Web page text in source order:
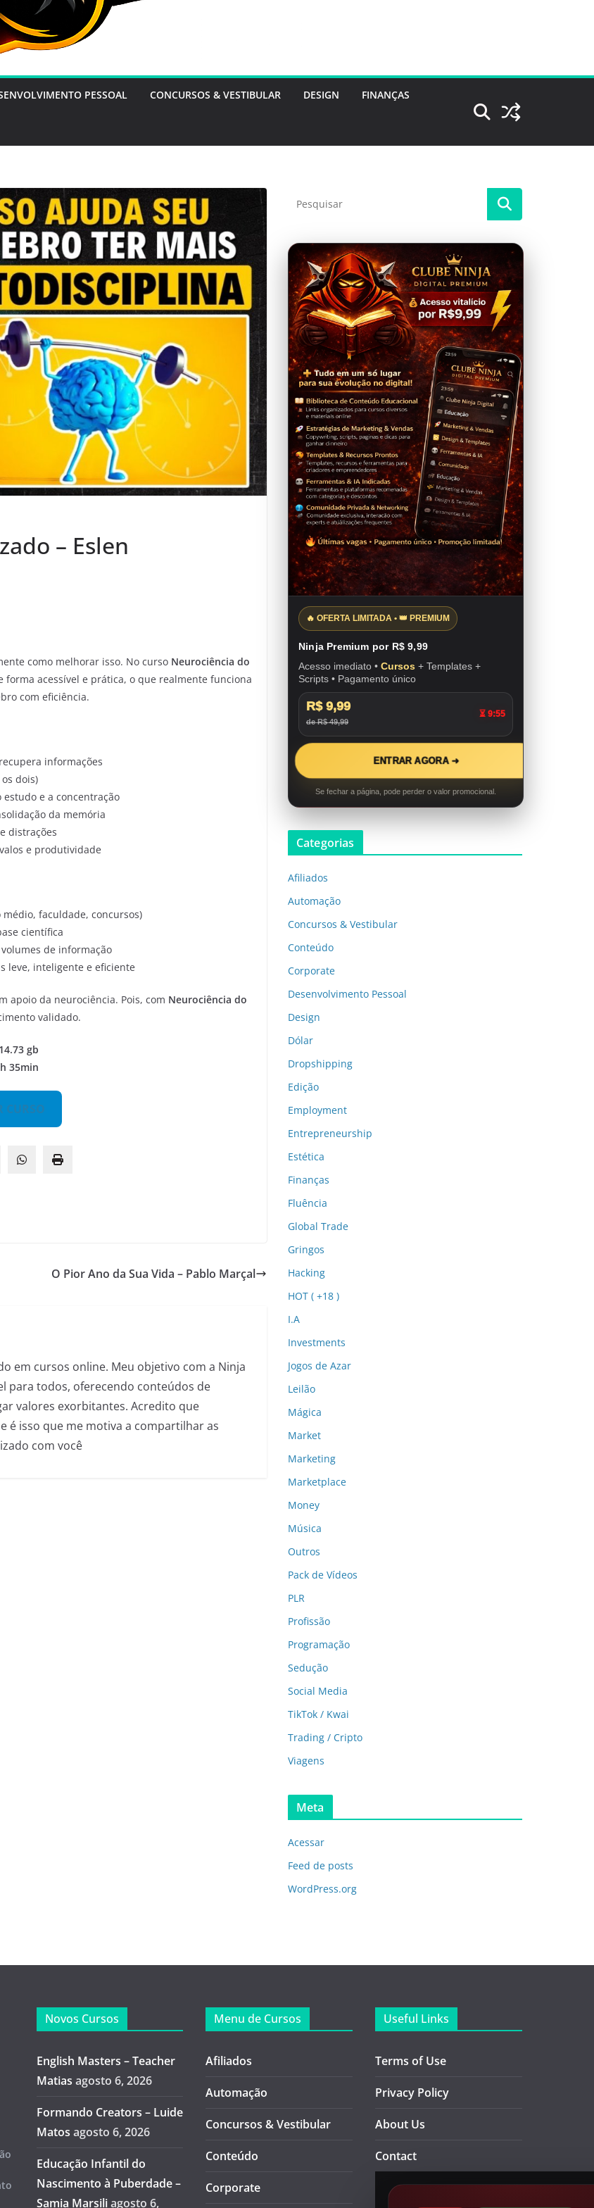
PESSOAL CONCURSOS & VESTIBULAR DESIGN FINANÇAS
– Eslen
como melhorar isso. No curso Neurociência do
forma acessível e prática, o que realmente funciona
com eficiência.
informações
dois)
estudo e a concentração
da memória
distrações
e produtividade
faculdade, concursos)
científica
de informação
leve, inteligente e eficiente
apoio da neurociência. Pois, com Neurociência do
validado.
gb
35min
CURSO
O Pior Ano da Sua Vida – Pablo Marçal
em cursos online. Meu objetivo com a Ninja
para todos, oferecendo conteúdos de
valores exorbitantes. Acredito que
é isso que me motiva a compartilhar as
com você
🔥 OFERTA LIMITADA • 👑 PREMIUM
Ninja Premium por R$ 9,99
Acesso imediato • Cursos + Templates +
Scripts • Pagamento único
R$ 9,99
de R$ 49,99
⏳ 9:53
ENTRAR AGORA ➜
Se fechar a página, pode perder o valor promocional.
Categorias
Afiliados
Automação
Concursos & Vestibular
Conteúdo
Corporate
Desenvolvimento Pessoal
Design
Dólar
Dropshipping
Edição
Employment
Entrepreneurship
Estética
Finanças
Fluência
Global Trade
Gringos
Hacking
HOT ( +18 )
I.A
Investments
Jogos de Azar
Leilão
Mágica
Market
Marketing
Marketplace
Money
Música
Outros
Pack de Vídeos
PLR
Profissão
Programação
Sedução
Social Media
TikTok / Kwai
Trading / Cripto
Viagens
Meta
Acessar
Feed de posts
WordPress.org
Novos Cursos
English Masters – Teacher
Matias agosto 6, 2026
Formando Creators – Luide
Matos agosto 6, 2026
Educação Infantil do
Nascimento à Puberdade –
Samia Marsili agosto 6,
Menu de Cursos
Afiliados
Automação
Concursos & Vestibular
Conteúdo
Corporate
Useful Links
Terms of Use
Privacy Policy
About Us
Contact